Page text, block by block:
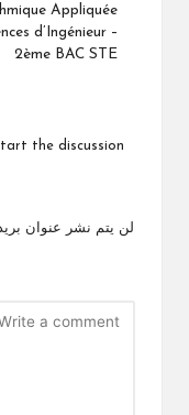
Appliquée
d’Ingénieur –
2ème BAC STE
the discussion?
لن يتم نشر عنوان